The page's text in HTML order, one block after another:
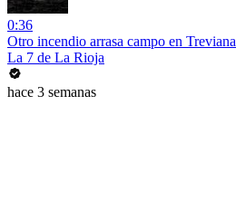
0:36
Otro incendio arrasa campo en Treviana
La 7 de La Rioja
hace 3 semanas